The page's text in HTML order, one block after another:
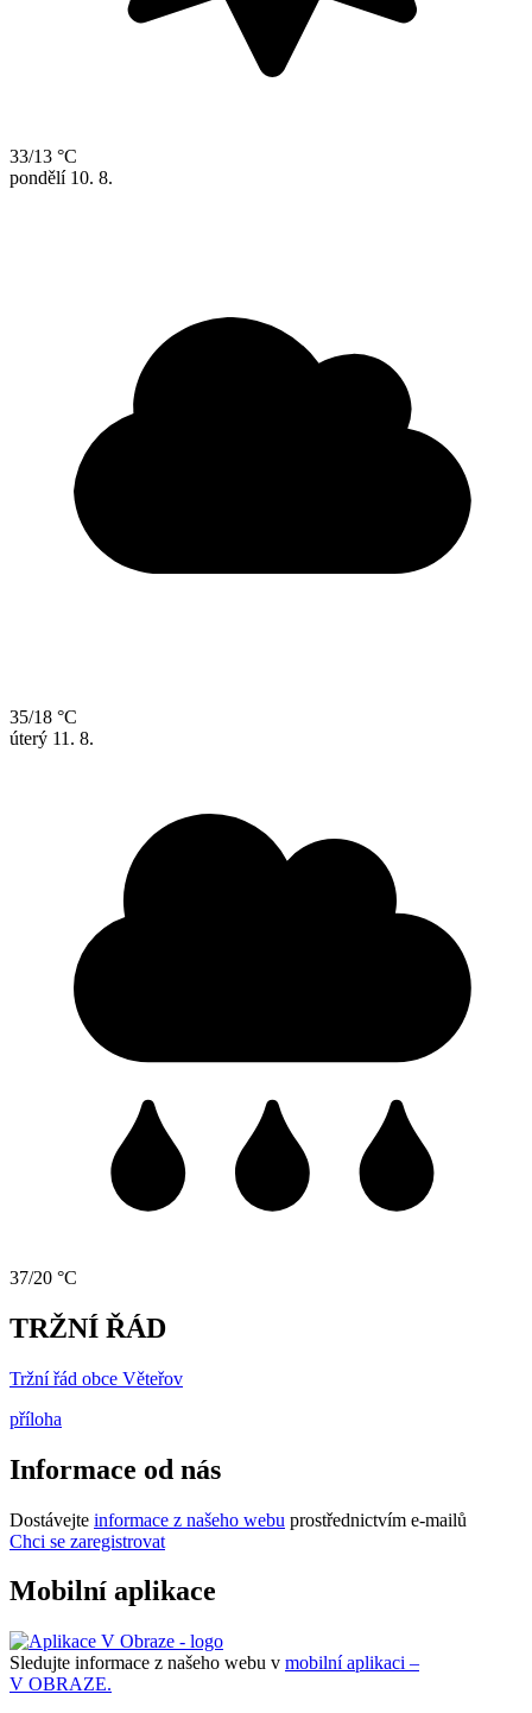
33/13 °C
pondělí 10. 8.
35/18 °C
úterý 11. 8.
37/20 °C
TRŽNÍ ŘÁD
Tržní řád obce Věteřov
příloha
Informace od nás
Dostávejte informace z našeho webu prostřednictvím e-mailů
Chci se zaregistrovat
Mobilní aplikace
Sledujte informace z našeho webu v mobilní aplikaci –
V OBRAZE.